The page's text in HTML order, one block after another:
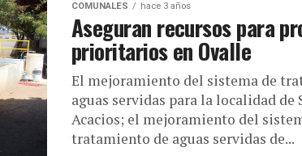
COMUNALES hace 3 años
Aseguran recursos para
prioritarios en Ovalle
El mejoramiento del sistema de
aguas servidas para la localidad de
Acacios; el mejoramiento del
tratamiento de aguas servidas de...